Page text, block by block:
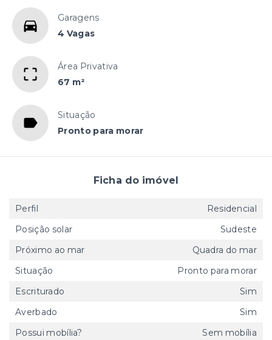
Garagens
4 Vagas
Área Privativa
67 m²
Situação
Pronto para morar
Ficha do imóvel
Perfil
Residencial
Posição solar
Sudeste
Próximo ao mar
Quadra do mar
Situação
Pronto para morar
Escriturado
Sim
Averbado
Sim
Possui mobília?
Sem mobília